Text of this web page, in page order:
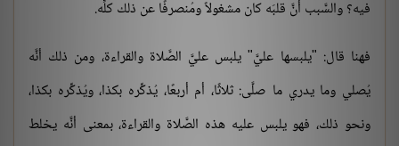
فيه؟ والسَّبب أنَّ قلبَه كان مشغولاً ومُنصرفًا عن ذلك كلِّه.
فهنا قال: "يلبسها عليَّ" يلبس عليَّ الصَّلاة والقراءة، ومن ذلك أنَّه
يُصلي وما يدري ما صلَّى: ثلاثًا، أم أربعًا، يُذكِّره بكذا، ويُذكِّره بكذا،
ونحو ذلك، فهو يلبس عليه هذه الصَّلاة والقراءة، بمعنى أنَّه يخلط